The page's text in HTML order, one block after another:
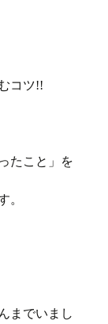
コツ!!
たこと」を
。
までいまし